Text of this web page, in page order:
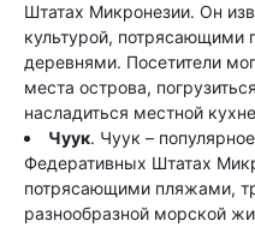
Штатах Микронезии. Он
культурой,
деревнями. Посетители
места острова,
насладиться местной
Чуук. Чуук –
Федеративных Штатах
потрясающими пляжами,
разнообразной морской